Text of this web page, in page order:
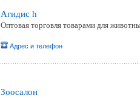
Агидис h
Оптовая торговля товарами для
Адрес и телефон
Зоосалон